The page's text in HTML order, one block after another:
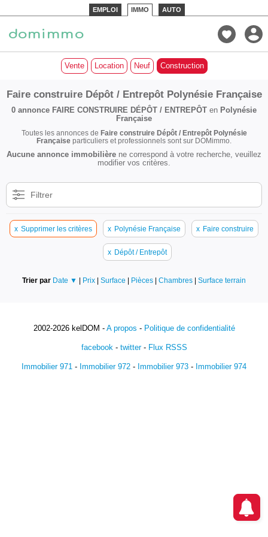
EMPLOI IMMO AUTO
Vente Location Neuf Construction
Faire construire Dépôt / Entrepôt Polynésie Française
0 annonce FAIRE CONSTRUIRE DÉPÔT / ENTREPÔT en Polynésie
Française
Toutes les annonces de Faire construire Dépôt / Entrepôt Polynésie
Française particuliers et professionnels sont sur DOMimmo.
Aucune annonce immobilière ne correspond à votre recherche, veuillez
modifier vos critères.
Filtrer
x Supprimer les critères x Polynésie Française x Faire construire
x Dépôt / Entrepôt
Trier par Date ▼ | Prix | Surface | Pièces | Chambres | Surface terrain
2002-2026 kelDOM - A propos - Politique de confidentialité
facebook- twitter- Flux RSSS
Immobilier 971 - Immobilier 972 - Immobilier 973 - Immobilier 974